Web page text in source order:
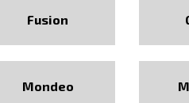
Fusion
Mondeo